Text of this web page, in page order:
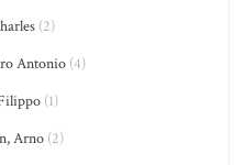
(2)
Antonio (4)
(1)
Arno (2)